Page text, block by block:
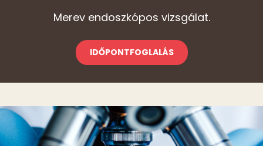
Merev endoszkópos vizsgálat.
IDŐPONTFOGLALÁS